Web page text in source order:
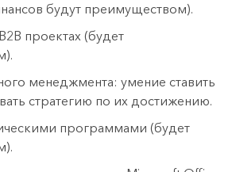
будут преимуществом).
проектах (будет
менеджмента: умение ставить
стратегию по их достижению.
программами (будет